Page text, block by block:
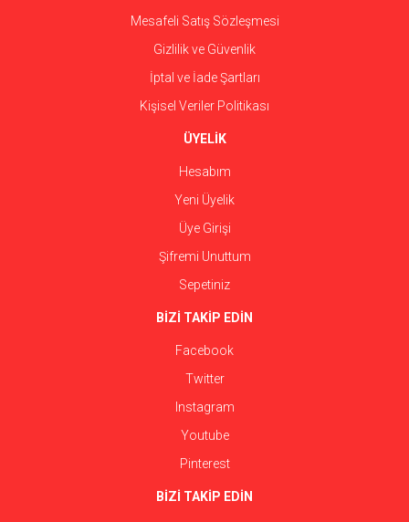
Mesafeli Satış Sözleşmesi
Gizlilik ve Güvenlik
İptal ve İade Şartları
Kişisel Veriler Politikası
ÜYELİK
Hesabım
Yeni Üyelik
Üye Girişi
Şifremi Unuttum
Sepetiniz
BİZİ TAKİP EDİN
Facebook
Twitter
Instagram
Youtube
Pinterest
BİZİ TAKİP EDİN